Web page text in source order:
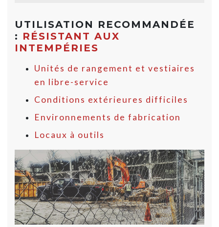
UTILISATION RECOMMANDÉE
: RÉSISTANT AUX
INTEMPÉRIES
Unités de rangement et vestiaires
en libre-service
Conditions extérieures difficiles
Environnements de fabrication
Locaux à outils